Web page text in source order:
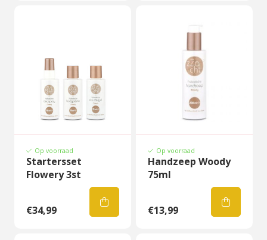
Op voorraad
Startersset
Flowery 3st
€34,99
Op voorraad
Handzeep Woody
75ml
€13,99